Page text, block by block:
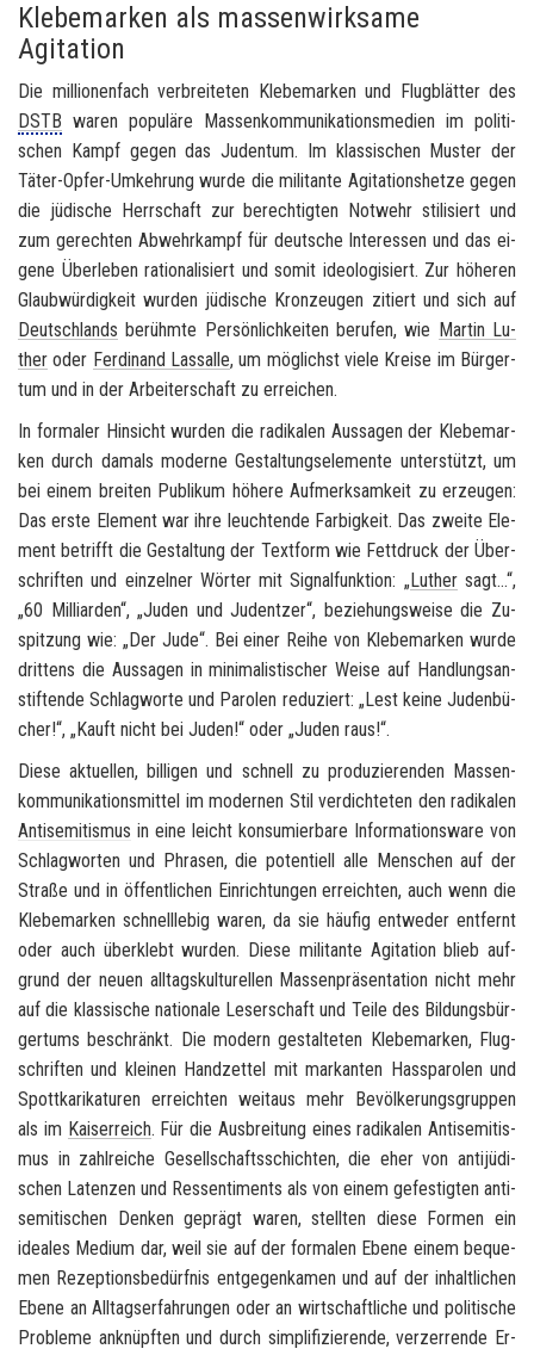
Klebemarken als massenwirksame
Agitation
Die mil­lio­nen­fach ver­brei­te­ten Kle­be­mar­ken und Flug­blät­ter des
DSTB waren po­pu­lä­re Mas­sen­kom­mu­ni­ka­ti­ons­me­di­en im po­li­ti­
schen Kampf gegen das Ju­den­tum. Im klas­si­schen Mus­ter der
Täter-​Opfer-Umkehrung wurde die mi­li­tan­te Agi­ta­ti­ons­het­ze gegen
die jü­di­sche Herr­schaft zur be­rech­tig­ten Not­wehr sti­li­siert und
zum ge­rech­ten Ab­wehr­kampf für deut­sche In­ter­es­sen und das ei­
ge­ne Über­le­ben ra­tio­na­li­siert und somit ideo­lo­gi­siert. Zur hö­he­ren
Glaub­wür­dig­keit wur­den jü­di­sche Kron­zeu­gen zi­tiert und sich auf
Deutsch­lands be­rühm­te Per­sön­lich­kei­ten be­ru­fen, wie Mar­tin Lu­
ther oder Fer­di­nand Lass­alle, um mög­lichst viele Krei­se im Bür­ger­
tum und in der Ar­bei­ter­schaft zu er­rei­chen.
In for­ma­ler Hin­sicht wur­den die ra­di­ka­len Aus­sa­gen der Kle­be­mar­
ken durch da­mals mo­der­ne Ge­stal­tungs­ele­men­te un­ter­stützt, um
bei einem brei­ten Pu­bli­kum hö­he­re Auf­merk­sam­keit zu er­zeu­gen:
Das erste Ele­ment war ihre leuch­ten­de Far­big­keit. Das zwei­te Ele­
ment be­trifft die Ge­stal­tung der Text­form wie Fett­druck der Über­
schrif­ten und ein­zel­ner Wör­ter mit Si­gnal­funk­ti­on: „Lu­thersagt...“,
„60 Mil­li­ar­den“, „Juden und Ju­den­t­zer“, be­zie­hungs­wei­se die Zu­
spit­zung wie: „Der Jude“. Bei einer Reihe von Kle­be­mar­ken wurde
drit­tens die Aus­sa­gen in mi­ni­ma­lis­ti­scher Weise auf Hand­lungs­an­
stif­ten­de Schlag­wor­te und Pa­ro­len re­du­ziert: „Lest keine Ju­den­bü­
cher!“, „Kauft nicht bei Juden!“ oder „Juden raus!“.
Diese ak­tu­el­len, bil­li­gen und schnell zu pro­du­zie­ren­den Mas­sen­
kom­mu­ni­ka­ti­ons­mit­tel im mo­der­nen Stil ver­dich­te­ten den ra­di­ka­len
An­ti­se­mi­tis­mus in eine leicht kon­su­mier­ba­re In­for­ma­ti­ons­wa­re von
Schlag­wor­ten und Phra­sen, die po­ten­ti­ell alle Men­schen auf der
Stra­ße und in öf­fent­li­chen Ein­rich­tun­gen er­reich­ten, auch wenn die
Kle­be­mar­ken schnell­le­big waren, da sie häu­fig ent­we­der ent­fernt
oder auch über­klebt wur­den. Diese mi­li­tan­te Agi­ta­ti­on blieb auf­
grund der neuen all­tags­kul­tu­rel­len Mas­sen­prä­sen­ta­ti­on nicht mehr
auf die klas­si­sche na­tio­na­le Le­ser­schaft und Teile des Bil­dungs­bür­
ger­tums be­schränkt. Die mo­dern ge­stal­te­ten Kle­be­mar­ken, Flug­
schrif­ten und klei­nen Hand­zet­tel mit mar­kan­ten Has­s­pa­ro­len und
Spott­ka­ri­ka­tu­ren er­reich­ten weit­aus mehr Be­völ­ke­rungs­grup­pen
als im Kai­ser­reich. Für die Aus­brei­tung eines ra­di­ka­len An­ti­se­mi­tis­
mus in zahl­rei­che Ge­sell­schafts­schich­ten, die eher von an­ti­jü­di­
schen La­ten­zen und Res­sen­ti­ments als von einem ge­fes­tig­ten an­ti­
se­mi­ti­schen Den­ken ge­prägt waren, stell­ten diese For­men ein
idea­les Me­di­um dar, weil sie auf der for­ma­len Ebene einem be­que­
men Re­zep­ti­ons­be­dürf­nis ent­ge­gen­ka­men und auf der in­halt­li­chen
Ebene an All­tags­er­fah­run­gen oder an wirt­schaft­li­che und po­li­ti­sche
Pro­ble­me an­knüpf­ten und durch sim­pli­fi­zie­ren­de, ver­zer­ren­de Er­